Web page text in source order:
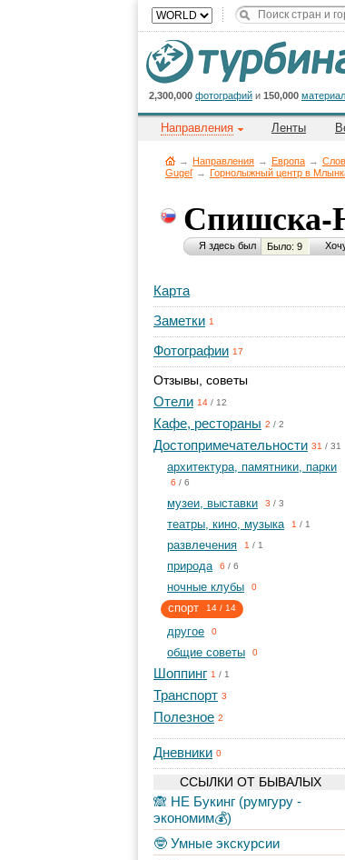
2,300,000 фотографий и 150,000
Направления Ленты
→ Направления → Европа →
Gugeľ → Горнолыжный центр в
Спишска-
Я здесь был Было: 9
Карта
Заметки 1
Фотографии 17
Отзывы, советы
Отели 14 / 12
Кафе, рестораны 2 / 2
Достопримечательности 31 / 31
архитектура, памятники, парки
6 / 6
музеи, выставки 3 / 3
театры, кино, музыка 1 / 1
развлечения 1 / 1
природа 6 / 6
ночные клубы 0
спорт 14 / 14
другое 0
общие советы 0
Шоппинг 1 / 1
Транспорт 3
Полезное 2
Дневники 0
ССЫЛКИ ОТ БЫВАЛЫХ
🙈 НЕ Букинг (румгуру -
экономим💰)
🤓 Умные экскурсии